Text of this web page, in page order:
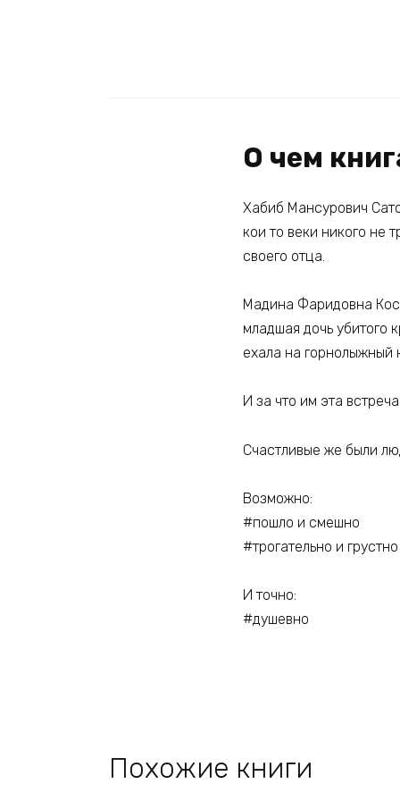
О чем
Хабиб Мансурович
кои то веки никого не
своего отца.
Мадина Фаридовна
младшая дочь убитого
ехала на горнолыжный
И за что им эта
Счастливые же были
Возможно:
#пошло и смешно
#трогательно и грустно
И точно:
#душевно
Похожие книги